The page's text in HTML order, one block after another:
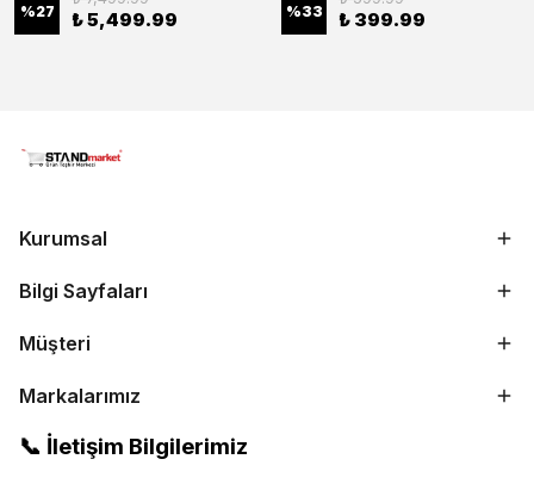
%27 ₺ 5,499.99 %33 ₺ 399.99
Kurumsal
Bilgi Sayfaları
Müşteri
Markalarımız
📞 İletişim Bilgilerimiz